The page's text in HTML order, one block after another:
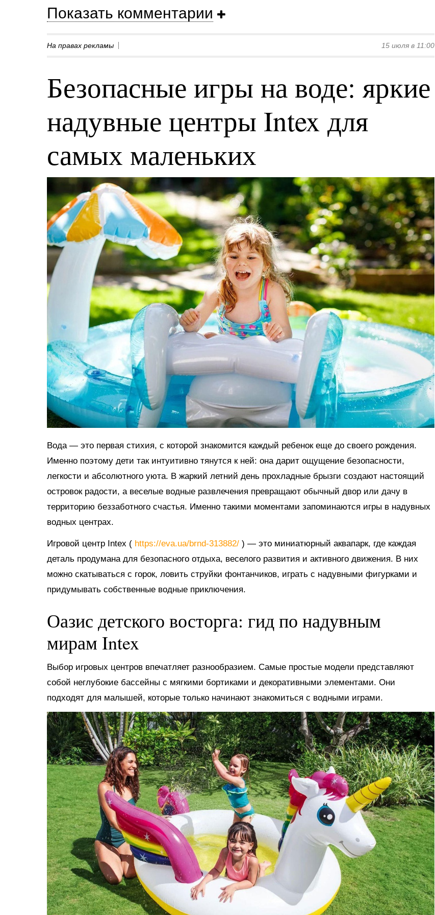
Показать комментарии
На правах рекламы 15 июля в 11:00
Безопасные игры на воде: яркие
надувные центры Intex для
самых маленьких
Вода — это первая стихия, с которой знакомится каждый ребенок еще до своего рождения.
Именно поэтому дети так интуитивно тянутся к ней: она дарит ощущение безопасности,
легкости и абсолютного уюта. В жаркий летний день прохладные брызги создают настоящий
островок радости, а веселые водные развлечения превращают обычный двор или дачу в
территорию беззаботного счастья. Именно такими моментами запоминаются игры в надувных
водных центрах.
Игровой центр Intex ( https://eva.ua/brnd-313882/ ) — это миниатюрный аквапарк, где каждая
деталь продумана для безопасного отдыха, веселого развития и активного движения. В них
можно скатываться с горок, ловить струйки фонтанчиков, играть с надувными фигурками и
придумывать собственные водные приключения.
Оазис детского восторга: гид по надувным
мирам Intex
Выбор игровых центров впечатляет разнообразием. Самые простые модели представляют
собой неглубокие бассейны с мягкими бортиками и декоративными элементами. Они
подходят для малышей, которые только начинают знакомиться с водными играми.